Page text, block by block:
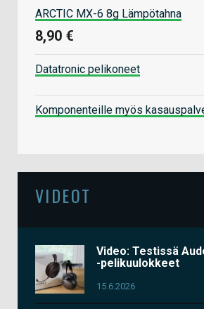
ARCTIC MX-6 8g Lämpötahna
8,90 €
Datatronic pelikoneet
Komponenteille myös
VIDEOT
Video: Testissä
-pelikuulokkeet
15.6.2026